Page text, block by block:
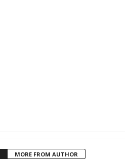
MORE FROM AUTHOR